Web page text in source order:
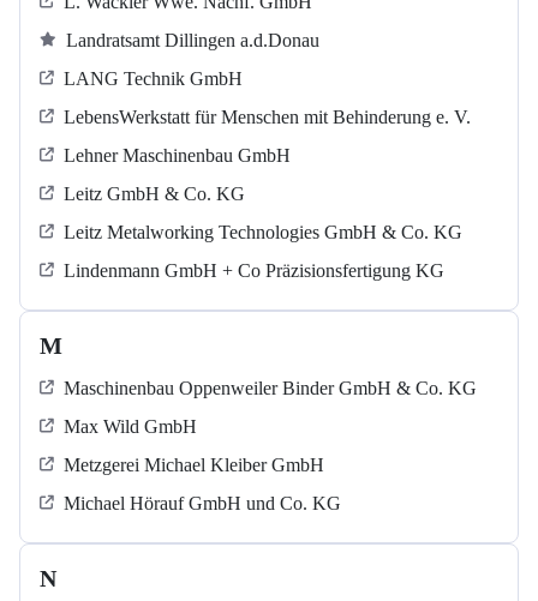
Landratsamt Dillingen a.d.Donau
LANG Technik GmbH
LebensWerkstatt für Menschen mit Behinderung e. V.
Lehner Maschinenbau GmbH
Leitz GmbH & Co. KG
Leitz Metalworking Technologies GmbH & Co. KG
Lindenmann GmbH + Co Präzisionsfertigung KG
M
Maschinenbau Oppenweiler Binder GmbH & Co. KG
Max Wild GmbH
Metzgerei Michael Kleiber GmbH
Michael Hörauf GmbH und Co. KG
N